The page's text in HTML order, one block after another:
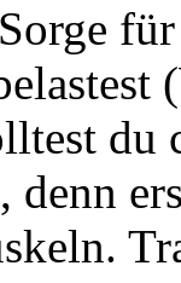
Sorge
denn